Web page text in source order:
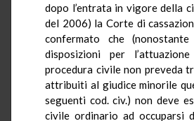
dopo l’entrata in vigore della
del 2006) la Corte di
confermato che
disposizioni per
procedura civile non preveda
attribuiti al giudice minorile
seguenti cod. civ.) non deve
civile ordinario ad occuparsi